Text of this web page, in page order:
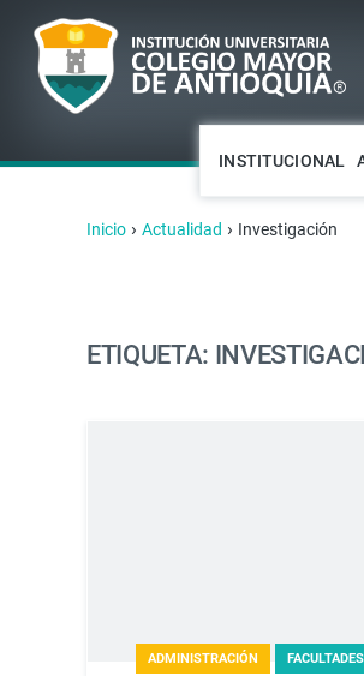
INSTITUCIONAL
Inicio › Actualidad › Investigación
ETIQUETA:
ADMINISTRACIÓN FACULTADES